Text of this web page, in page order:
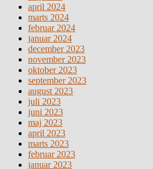
april 2024
marts 2024
februar 2024
januar 2024
december 2023
november 2023
oktober 2023
september 2023
august 2023
juli 2023
juni 2023
maj 2023
april 2023
marts 2023
februar 2023
januar 2023